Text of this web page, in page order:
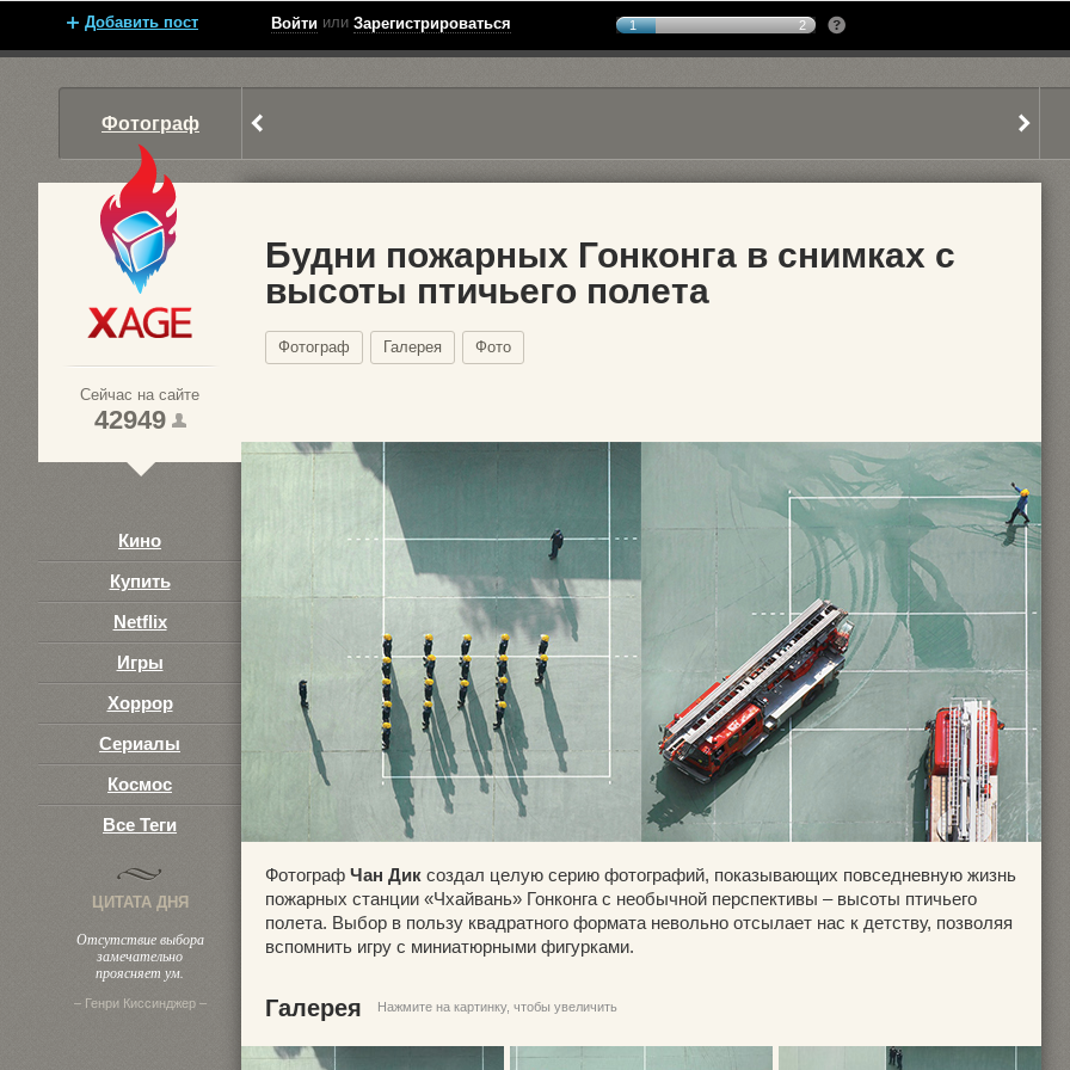
Добавить пост Войти или Зарегистрироваться 1 2
Фотограф
Сейчас на сайте
42949
Кино
Купить
Netflix
Игры
Хоррор
Сериалы
Космос
Все Теги
ЦИТАТА ДНЯ
Отсутствие выбора
замечательно
проясняет ум.
– Генри Киссинджер –
Будни пожарных Гонконга в снимках с
высоты птичьего полета
Фотограф Галерея Фото
Фотограф Чан Дик создал целую серию фотографий, показывающих повседневную жизнь
пожарных станции «Чхайвань» Гонконга с необычной перспективы – высоты птичьего
полета. Выбор в пользу квадратного формата невольно отсылает нас к детству, позволяя
вспомнить игру с миниатюрными фигурками.
Галерея Нажмите на картинку, чтобы увеличить